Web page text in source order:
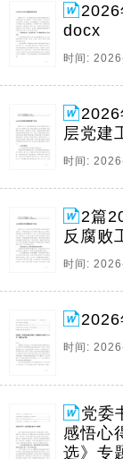
docx
时间:
层党建
时间:
2篇
反腐败
时间:
时间:
党委
感悟心
选》专